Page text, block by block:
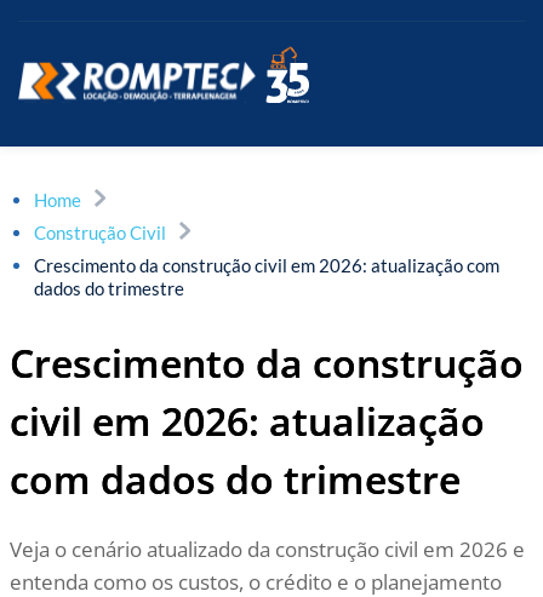
Home
Construção Civil
Crescimento da construção civil em 2026: atualização com
dados do trimestre
Crescimento da construção
civil em 2026: atualização
com dados do trimestre
Veja o cenário atualizado da construção civil em 2026 e
entenda como os custos, o crédito e o planejamento